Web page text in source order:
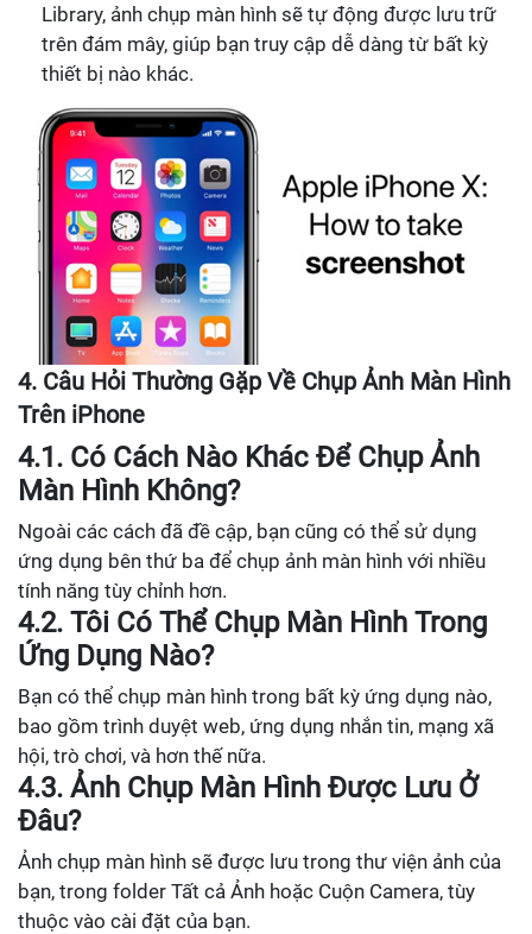
Library, ảnh chụp màn hình sẽ tự động được lưu trữ
trên đám mây, giúp bạn truy cập dễ dàng từ bất kỳ
thiết bị nào khác.
4. Câu Hỏi Thường Gặp Về Chụp Ảnh Màn Hình
Trên iPhone
4.1. Có Cách Nào Khác Để Chụp Ảnh
Màn Hình Không?
Ngoài các cách đã đề cập, bạn cũng có thể sử dụng
ứng dụng bên thứ ba để chụp ảnh màn hình với nhiều
tính năng tùy chỉnh hơn.
4.2. Tôi Có Thể Chụp Màn Hình Trong
Ứng Dụng Nào?
Bạn có thể chụp màn hình trong bất kỳ ứng dụng nào,
bao gồm trình duyệt web, ứng dụng nhắn tin, mạng xã
hội, trò chơi, và hơn thế nữa.
4.3. Ảnh Chụp Màn Hình Được Lưu Ở
Đâu?
Ảnh chụp màn hình sẽ được lưu trong thư viện ảnh của
bạn, trong folder Tất cả Ảnh hoặc Cuộn Camera, tùy
thuộc vào cài đặt của bạn.